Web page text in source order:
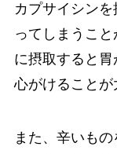
カプサイシン
ってしまうこ
に摂取すると
心がけることが
また、辛いも